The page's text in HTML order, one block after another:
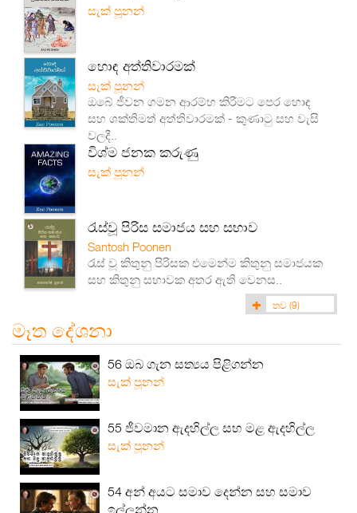
සැක් පූනන්
හොඳ අත්තිවාරමක්
සැක් පූනන්
ඔබේ ජීවන ගමන ආරම්භ කිරීමට පෙර හොඳ
සහ ශක්තිමත් අත්තිවාරමක් - කුණාටු සහ වැසි
වලදී..
විශ්ම ජනක කරුණු
සැක් පූනන්
රැස්වූ පිරිස සමාජය සහ සභාව
Santosh Poonen
රැස් වූ කිතුනු පිරිසක එමෙන්ම කිතුනු සමාජයක
සහ කිතුනු සභාවක අතර ඇති වෙනස..
තව (9)
මෑත දේශනා
56 ඔබ ගැන සත්‍යය පිළිගන්න
සැක් පූනන්
55 ජීවමාන ඇදහිල්ල සහ මළ ඇදහිල්ල
සැක් පූනන්
54 අන් අයට සමාව දෙන්න සහ සමාව
ඉල්ලන්න